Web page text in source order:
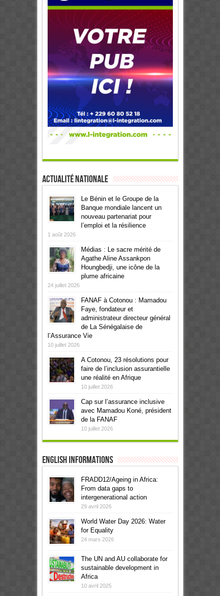
Actualité Nationale
Le Bénin et le Groupe de la
Banque mondiale lancent un
nouveau partenariat pour
l’emploi et la résilience
1 août 2026
Médias : Le sacre mérité de
Agathe Aline Assankpon
Houngbedji, une icône de la
plume africaine
24 juillet 2026
FANAF à Cotonou : Mamadou
Faye, fondateur et
administrateur directeur général
de La Sénégalaise de
l’Assurance Vie
10 juillet 2026
A Cotonou, 23 résolutions pour
faire de l’inclusion assurantielle
une réalité en Afrique
10 juillet 2026
Cap sur l’assurance inclusive
avec Mamadou Koné, président
de la FANAF
10 juillet 2026
English informations
FRADD12/Ageing in Africa:
From data gaps to
intergenerational action
29 avril 2026
World Water Day 2026: Water
for Equality
24 mars 2026
The UN and AU collaborate for
sustainable development in
Africa
10 avril 2025